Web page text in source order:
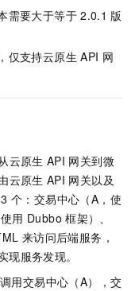
需要大于等于 2.0.1 版
仅支持云原生 API 网
云原生 API 网关到微
云原生 API 网关以及
3 个：交易中心（A，使
用 Dubbo 框架）、
来访问后端服务，
现服务发现。
用交易中心（A），交